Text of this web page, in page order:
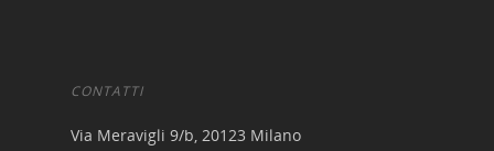
CONTATTI
Via Meravigli 9/b, 20123 Milano